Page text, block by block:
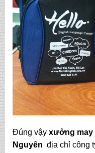
Đúng vậy xưởng may
Nguyên địa chỉ công